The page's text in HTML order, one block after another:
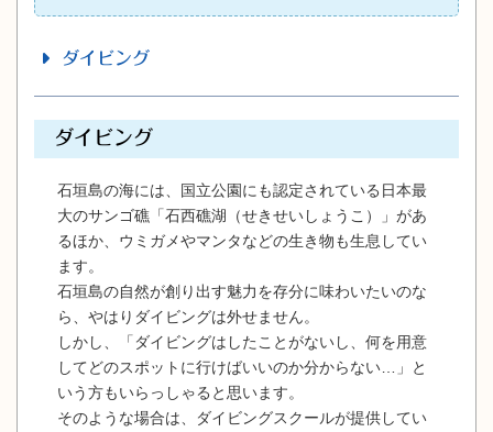
ダイビング
ダイビング
石垣島の海には、国立公園にも認定されている日本最
大のサンゴ礁「石西礁湖（せきせいしょうこ）」があ
るほか、ウミガメやマンタなどの生き物も生息してい
ます。
石垣島の自然が創り出す魅力を存分に味わいたいのな
ら、やはりダイビングは外せません。
しかし、「ダイビングはしたことがないし、何を用意
してどのスポットに行けばいいのか分からない…」と
いう方もいらっしゃると思います。
そのような場合は、ダイビングスクールが提供してい